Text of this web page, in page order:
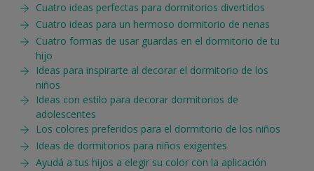
Cuatro ideas perfectas para dormitorios divertidos
Cuatro ideas para un hermoso dormitorio de nenas
Cuatro formas de usar guardas en el dormitorio de tu
hijo
Ideas para inspirarte al decorar el dormitorio de los
niños
Ideas con estilo para decorar dormitorios de
adolescentes
Los colores preferidos para el dormitorio de los niños
Ideas de dormitorios para niños exigentes
Ayudá a tus hijos a elegir su color con la aplicación